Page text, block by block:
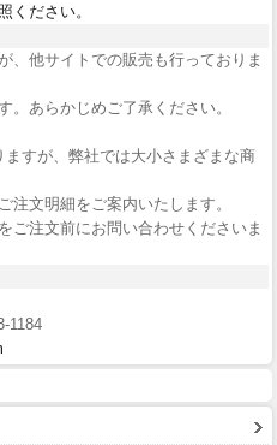
ください。
、他サイトでの販売も行っておりま
。あらかじめご了承ください。
すが、弊社では大小さまざまな商
注文明細をご案内いたします。
ご注文前にお問い合わせくださいま
1184